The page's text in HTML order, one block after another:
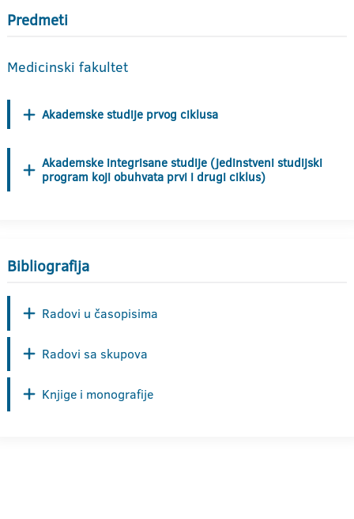
Predmeti
Medicinski fakultet
Akademske studije prvog ciklusa
Akademske integrisane studije (jedinstveni studijski
program koji obuhvata prvi i drugi ciklus)
Bibliografija
Radovi u časopisima
Radovi sa skupova
Knjige i monografije